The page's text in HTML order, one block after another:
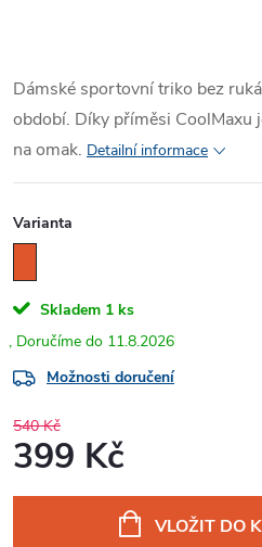
Dámské sportovní triko bez
období. Díky příměsi CoolMaxu
na omak. Detailní informace
Varianta
Skladem 1 ks
11.8.2026
Možnosti doručení
540 Kč
399 Kč
VLOŽIT DO